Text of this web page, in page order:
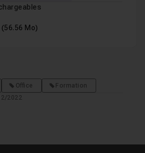
(56.56 Mo)
Office
Formation
2022